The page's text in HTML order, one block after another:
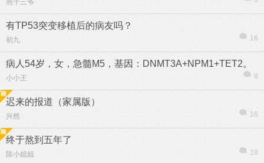
燕十三爷
有TP53突变移植后的病友吗？
初九 16
病人54岁，女，急髓M5，基因：DNMT3A+NPM1+TET2。
小小王 8
迟来的报道（家属版）
兴然 16
终于熬到五年了
陈小姐姐 18